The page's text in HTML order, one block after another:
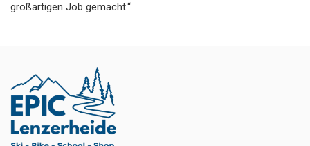
großartigen Job gemacht.“